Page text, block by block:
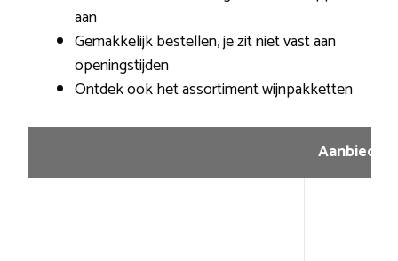
aan
Gemakkelijk bestellen, je zit niet vast aan
openingstijden
Ontdek ook het assortiment wijnpakketten